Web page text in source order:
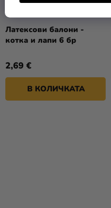
Латексови балони -
котка и лапи 6 бр
2,69 €
В КОЛИЧКАТА